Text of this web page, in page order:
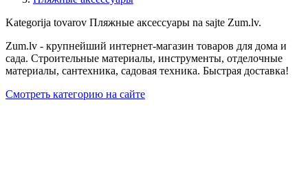
Kategorija tovarov Пляжные аксессуары na sajte Zum.lv.
Zum.lv - крупнейший интернет-магазин товаров для дома и
сада. Строительные материалы, инструменты, отделочные
материалы, сантехника, садовая техника. Быстрая доставка!
Смотреть категорию на сайте